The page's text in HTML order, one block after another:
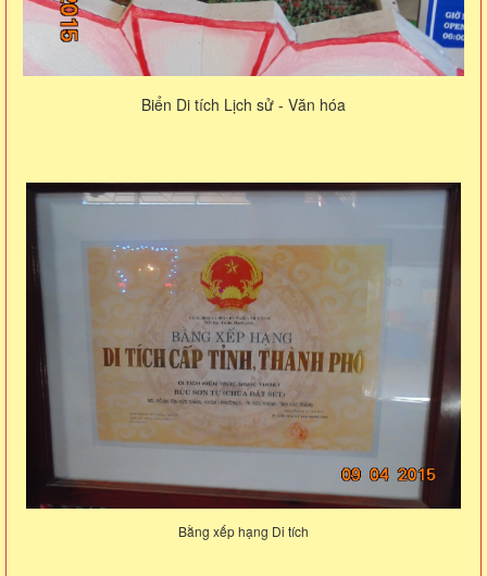
Biển Di tích Lịch sử - Văn hóa
Bằng xếp hạng Di tích